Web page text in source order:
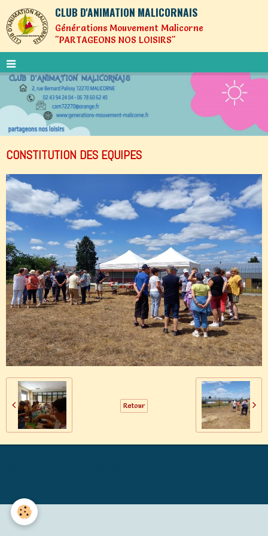
CLUB D'ANIMATION MALICORNAIS
Générations Mouvement Malicorne
"PARTAGEONS NOS LOISIRS"
CONSTITUTION DES EQUIPES
Retour